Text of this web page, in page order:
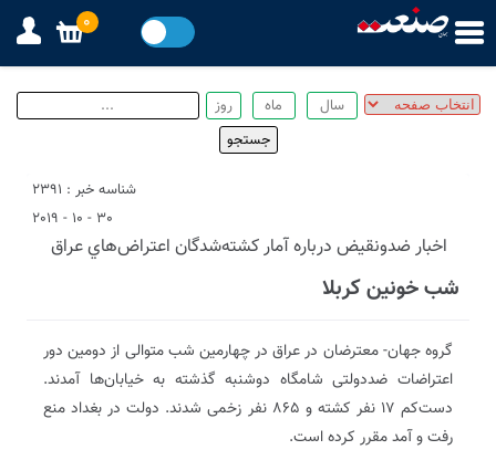
شناسه خبر : 2391
30 - 10 - 2019
اخبار ضدونقيض درباره آمار كشته‌‌شدگان اعتراض‌هاي عراق
شب خونین کربلا
گروه جهان- معترضان در عراق در چهارمین شب متوالی از دومین دور
اعتراضات ضددولتی شامگاه دوشنبه گذشته به خیابان‌ها آمدند.
دست‌کم ۱۷ نفر کشته و ۸۶۵ نفر زخمی شدند. دولت در بغداد منع
رفت و آمد مقرر کرده است.
0